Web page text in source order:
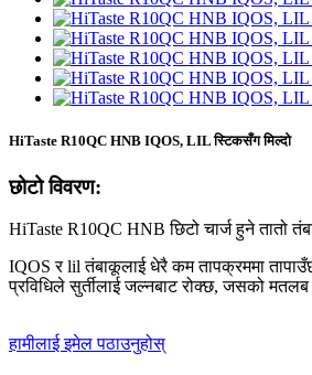
HiTaste R10QC HNB IQOS, LIL स्टिकसँग मिल्दो
छोटो विवरण:
HiTaste R10QC HNB छिटो चार्ज हुने तातो
IQOS र lil तंबाकूलाई धेरै कम तापक्रममा
प्रविधिले सुर्तीलाई जल्नबाट रोक्छ, जसको
हामीलाई इमेल पठाउनुहोस्